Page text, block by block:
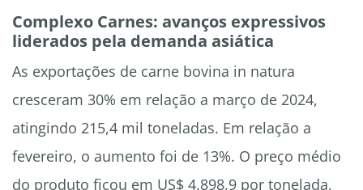
Complexo Carnes: avanços expressivos
liderados pela demanda asiática
As exportações de carne bovina in natura
cresceram 30% em relação a março de 2024,
atingindo 215,4 mil toneladas. Em relação a
fevereiro, o aumento foi de 13%. O preço médio
do produto ficou em US$ 4.898,9 por tonelada,